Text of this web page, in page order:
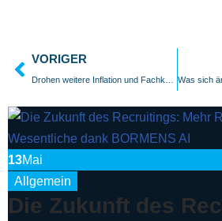
VORIGER
13Mai
Allgemein
Die Zukunft des